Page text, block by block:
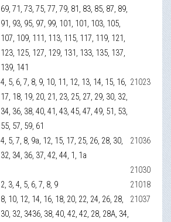
69, 71, 73, 75, 77, 79, 81, 83, 85, 87, 89,
91, 93, 95, 97, 99, 101, 101, 103, 105,
107, 109, 111, 113, 115, 117, 119, 121,
123, 125, 127, 129, 131, 133, 135, 137,
139, 141
4, 5, 6, 7, 8, 9, 10, 11, 12, 13, 14, 15, 16,
17, 18, 19, 20, 21, 23, 25, 27, 29, 30, 32,
34, 36, 38, 40, 41, 43, 45, 47, 49, 51, 53,
55, 57, 59, 61
21023
4, 5, 7, 8, 9а, 12, 15, 17, 25, 26, 28, 30,
32, 34, 36, 37, 42, 44, 1, 1а
21036
21030
2, 3, 4, 5, 6, 7, 8, 9
21018
8, 10, 12, 14, 16, 18, 20, 22, 24, 26, 28,
30, 32, 3436, 38, 40, 42, 42, 28, 28А, 34,
21037